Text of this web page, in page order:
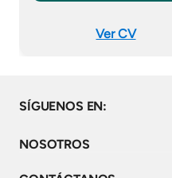
Ver CV
SÍGUENOS EN:
NOSOTROS